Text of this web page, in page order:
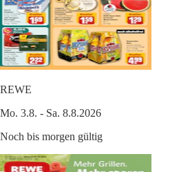
REWE
Mo. 3.8. - Sa. 8.8.2026
Noch bis morgen gültig